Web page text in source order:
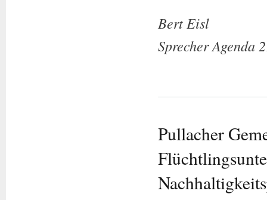
Bert Eisl
Sprecher Agenda
Pullacher